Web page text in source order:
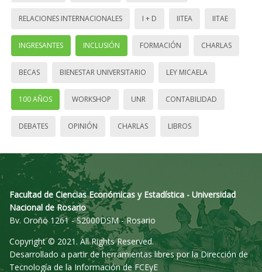
RELACIONES INTERNACIONALES I + D IITEA IITAE
INGRESANTES INCLUSIÓN FORMACIÓN CHARLAS
BECAS BIENESTAR UNIVERSITARIO LEY MICAELA
100 AÑOS WORKSHOP UNR CONTABILIDAD
DEBATES OPINIÓN CHARLAS LIBROS
Facultad de Ciencias Económicas y Estadística - Universidad
Nacional de Rosario
Bv. Oroño 1261 - S2000DSM - Rosario
Copyright © 2021. All Rights Reserved.
Desarrollado a partir de herramientas libres por la Dirección de
Tecnología de la Información de FCEyE